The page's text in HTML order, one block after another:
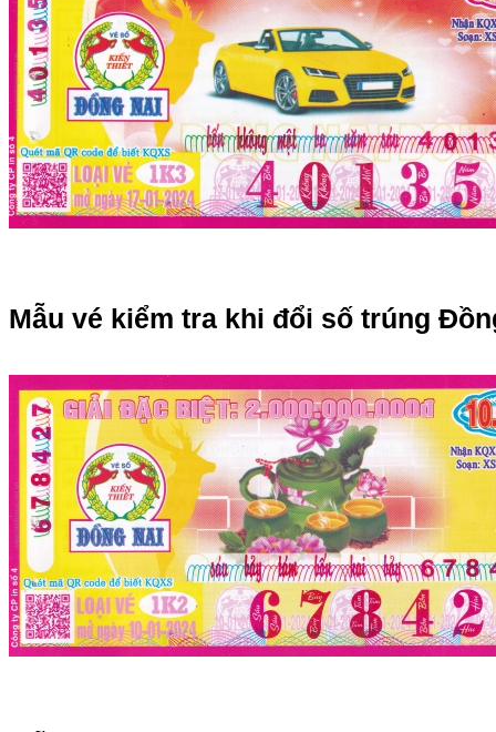
Mẫu vé kiểm tra khi đổi số trúng